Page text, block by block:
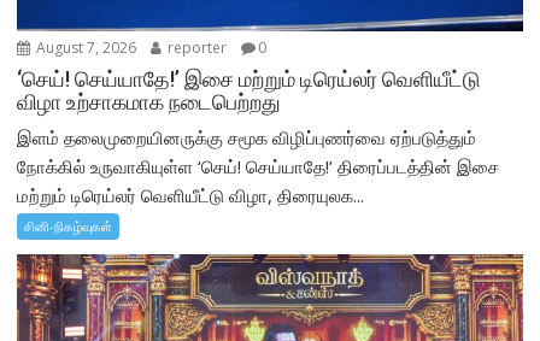
August 7, 2026 reporter 0
‘செய்! செய்யாதே!’ இசை மற்றும் டிரெய்லர் வெளியீட்டு
விழா உற்சாகமாக நடைபெற்றது
இளம் தலைமுறையினருக்கு சமூக விழிப்புணர்வை ஏற்படுத்தும்
நோக்கில் உருவாகியுள்ள ‘செய்! செய்யாதே!’ திரைப்படத்தின் இசை
மற்றும் டிரெய்லர் வெளியீட்டு விழா, திரையுலக...
சினி-நிகழ்வுகள்